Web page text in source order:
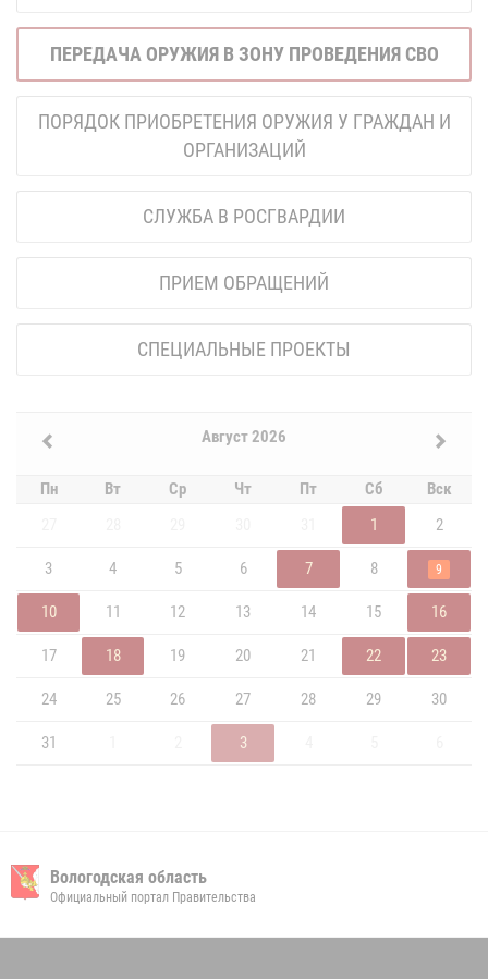
ПЕРЕДАЧА ОРУЖИЯ В ЗОНУ ПРОВЕДЕНИЯ СВО
ПОРЯДОК ПРИОБРЕТЕНИЯ ОРУЖИЯ У ГРАЖДАН И
ОРГАНИЗАЦИЙ
СЛУЖБА В РОСГВАРДИИ
ПРИЕМ ОБРАЩЕНИЙ
СПЕЦИАЛЬНЫЕ ПРОЕКТЫ
Август 2026
Пн Вт Ср Чт Пт Сб
Вск
1 2
3 4 5 6 7 8 9
10 11 12 13 14 15 16
17 18 19 20 21 22 23
24 25 26 27 28 29 30
31 3
Вологодская область
Официальный портал Правительства